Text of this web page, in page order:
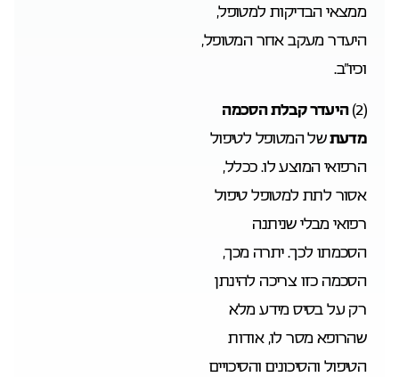
ממצאי הבדיקות למטופל,
היעדר מעקב אחר המטופל,
וכיו”ב.
(2)
היעדר קבלת הסכמה
מדעתשל המטופל לטיפול
הרפואי המוצע לו. ככלל,
אסור לתת למטופל טיפול
רפואי מבלי שניתנה
הסכמתו לכך. יתרה מכך,
הסכמה כזו צריכה להינתן
רק על בסיס מידע מלא
שהרופא מסר לו, אודות
הטיפול והסיכונים והסיכויים